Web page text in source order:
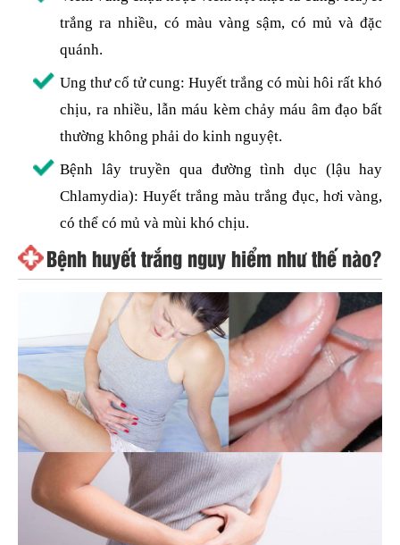
trắng ra nhiều, có màu vàng sậm, có mủ và đặc
quánh.
Ung thư cổ tử cung: Huyết trắng có mùi hôi rất khó
chịu, ra nhiều, lẫn máu kèm chảy máu âm đạo bất
thường không phải do kinh nguyệt.
Bệnh lây truyền qua đường tình dục (lậu hay
Chlamydia): Huyết trắng màu trắng đục, hơi vàng,
có thể có mủ và mùi khó chịu.
Bệnh huyết trắng nguy hiểm như thế nào?